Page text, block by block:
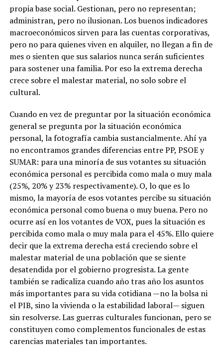
propia base social. Gestionan, pero no representan;
administran, pero no ilusionan. Los buenos indicadores
macroeconómicos sirven para las cuentas corporativas,
pero no para quienes viven en alquiler, no llegan a fin de
mes o sienten que sus salarios nunca serán suficientes
para sostener una familia. Por eso la extrema derecha
crece sobre el malestar material, no solo sobre el
cultural.
Cuando en vez de preguntar por la situación económica
general se pregunta por la situación económica
personal, la fotografía cambia sustancialmente. Ahí ya
no encontramos grandes diferencias entre PP, PSOE y
SUMAR: para una minoría de sus votantes su situación
económica personal es percibida como mala o muy mala
(25%, 20% y 23% respectivamente). O, lo que es lo
mismo, la mayoría de esos votantes percibe su situación
económica personal como buena o muy buena. Pero no
ocurre así en los votantes de VOX, pues la situación es
percibida como mala o muy mala para el 45%. Ello quiere
decir que la extrema derecha está creciendo sobre el
malestar material de una población que se siente
desatendida por el gobierno progresista. La gente
también se radicaliza cuando año tras año los asuntos
más importantes para su vida cotidiana —no la bolsa ni
el PIB, sino la vivienda o la estabilidad laboral— siguen
sin resolverse. Las guerras culturales funcionan, pero se
constituyen como complementos funcionales de estas
carencias materiales tan importantes.